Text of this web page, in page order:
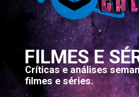
FILMES E
Críticas e análises
filmes e séries.